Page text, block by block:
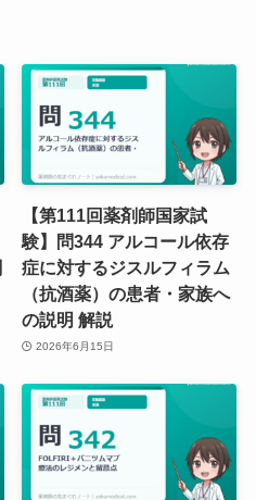
【第111回薬剤師国家試
験】問344 アルコール依存
症に対するジスルフィラム
（抗酒薬）の患者・家族へ
の説明 解説
2026年6月15日